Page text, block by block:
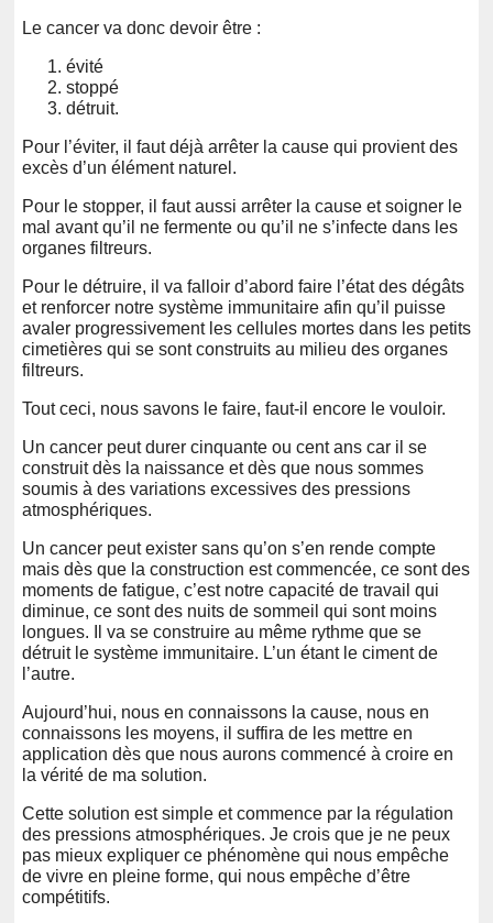
Le cancer va donc devoir être :
évité
stoppé
détruit.
Pour l’éviter, il faut déjà arrêter la cause qui provient des
excès d’un élément naturel.
Pour le stopper, il faut aussi arrêter la cause et soigner le
mal avant qu’il ne fermente ou qu’il ne s’infecte dans les
organes filtreurs.
Pour le détruire, il va falloir d’abord faire l’état des dégâts
et renforcer notre système immunitaire afin qu’il puisse
avaler progressivement les cellules mortes dans les petits
cimetières qui se sont construits au milieu des organes
filtreurs.
Tout ceci, nous savons le faire, faut-il encore le vouloir.
Un cancer peut durer cinquante ou cent ans car il se
construit dès la naissance et dès que nous sommes
soumis à des variations excessives des pressions
atmosphériques.
Un cancer peut exister sans qu’on s’en rende compte
mais dès que la construction est commencée, ce sont des
moments de fatigue, c’est notre capacité de travail qui
diminue, ce sont des nuits de sommeil qui sont moins
longues. Il va se construire au même rythme que se
détruit le système immunitaire. L’un étant le ciment de
l’autre.
Aujourd’hui, nous en connaissons la cause, nous en
connaissons les moyens, il suffira de les mettre en
application dès que nous aurons commencé à croire en
la vérité de ma solution.
Cette solution est simple et commence par la régulation
des pressions atmosphériques. Je crois que je ne peux
pas mieux expliquer ce phénomène qui nous empêche
de vivre en pleine forme, qui nous empêche d’être
compétitifs.